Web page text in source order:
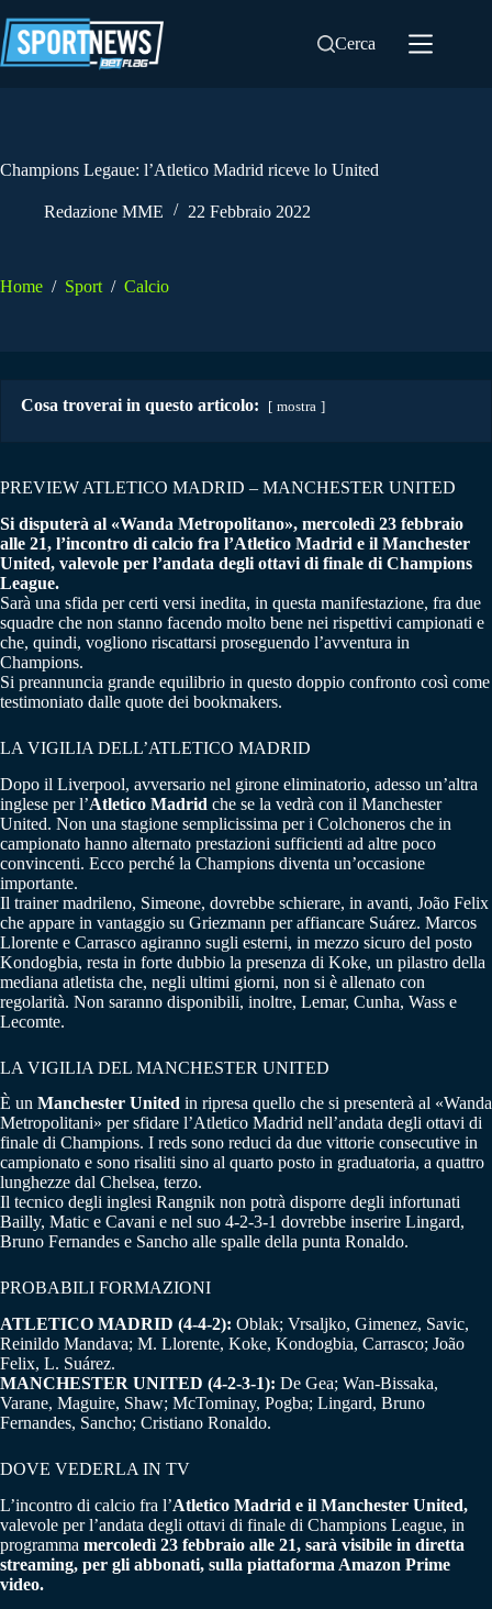
al
contenuto
Cerca
Champions Legaue: l’Atletico Madrid riceve lo United
Redazione MME 22 Febbraio 2022
Home / Sport / Calcio
Cosa troverai in questo articolo: mostra
PREVIEW ATLETICO MADRID – MANCHESTER UNITED
Si disputerà al «Wanda Metropolitano», mercoledì 23 febbraio
alle 21, l’incontro di calcio fra l’Atletico Madrid e il Manchester
United, valevole per l’andata degli ottavi di finale di Champions
League.
Sarà una sfida per certi versi inedita, in questa manifestazione, fra due
squadre che non stanno facendo molto bene nei rispettivi campionati e
che, quindi, vogliono riscattarsi proseguendo l’avventura in
Champions.
Si preannuncia grande equilibrio in questo doppio confronto così come
testimoniato dalle quote dei bookmakers.
LA VIGILIA DELL’ATLETICO MADRID
Dopo il Liverpool, avversario nel girone eliminatorio, adesso un’altra
inglese per l’Atletico Madrid che se la vedrà con il Manchester
United. Non una stagione semplicissima per i Colchoneros che in
campionato hanno alternato prestazioni sufficienti ad altre poco
convincenti. Ecco perché la Champions diventa un’occasione
importante.
Il trainer madrileno, Simeone, dovrebbe schierare, in avanti, João Felix
che appare in vantaggio su Griezmann per affiancare Suárez. Marcos
Llorente e Carrasco agiranno sugli esterni, in mezzo sicuro del posto
Kondogbia, resta in forte dubbio la presenza di Koke, un pilastro della
mediana atletista che, negli ultimi giorni, non si è allenato con
regolarità. Non saranno disponibili, inoltre, Lemar, Cunha, Wass e
Lecomte.
LA VIGILIA DEL MANCHESTER UNITED
È un Manchester United in ripresa quello che si presenterà al «Wanda
Metropolitani» per sfidare l’Atletico Madrid nell’andata degli ottavi di
finale di Champions. I reds sono reduci da due vittorie consecutive in
campionato e sono risaliti sino al quarto posto in graduatoria, a quattro
lunghezze dal Chelsea, terzo.
Il tecnico degli inglesi Rangnik non potrà disporre degli infortunati
Bailly, Matic e Cavani e nel suo 4-2-3-1 dovrebbe inserire Lingard,
Bruno Fernandes e Sancho alle spalle della punta Ronaldo.
PROBABILI FORMAZIONI
ATLETICO MADRID (4-4-2): Oblak; Vrsaljko, Gimenez, Savic,
Reinildo Mandava; M. Llorente, Koke, Kondogbia, Carrasco; João
Felix, L. Suárez.
MANCHESTER UNITED (4-2-3-1): De Gea; Wan-Bissaka,
Varane, Maguire, Shaw; McTominay, Pogba; Lingard, Bruno
Fernandes, Sancho; Cristiano Ronaldo.
DOVE VEDERLA IN TV
L’incontro di calcio fra l’Atletico Madrid e il Manchester United,
valevole per l’andata degli ottavi di finale di Champions League, in
programma mercoledì 23 febbraio alle 21, sarà visibile in diretta
streaming, per gli abbonati, sulla piattaforma Amazon Prime
video.